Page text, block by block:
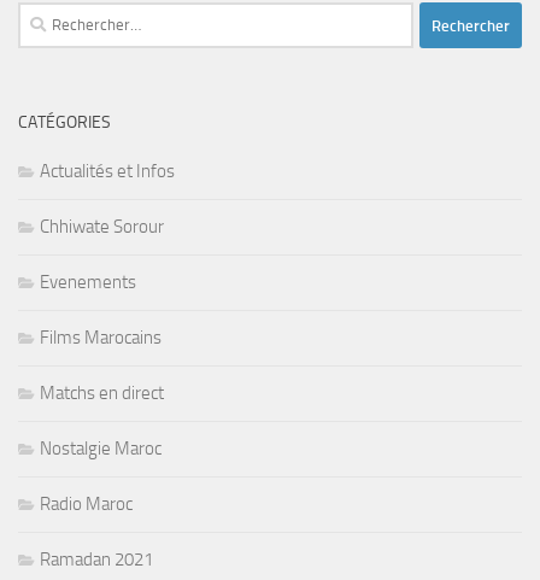
Rechercher :
CATÉGORIES
Actualités et Infos
Chhiwate Sorour
Evenements
Films Marocains
Matchs en direct
Nostalgie Maroc
Radio Maroc
Ramadan 2021